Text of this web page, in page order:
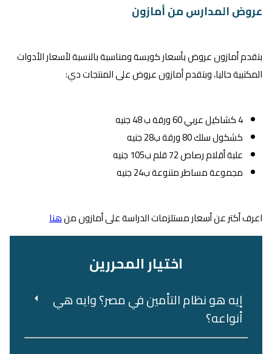
عروض المدارس من أمازون
بتقدم أمازون عروض بأسعار كويسة ومناسبة بالنسبة لأسعار الأدوات
المكتبية حاليا، وبتقدم أمازون عروض على المنتجات دي:
4 كشاكيل عربي 60 ورقة ب 48 جنيه
كشكول سلك 80 ورقة ب28 جنيه
علبة أقلام رصاص 72 قلم ب105 جنيه
مجموعة مساطر متنوعة ب24 جنيه
اعرف أكتر عن أسعار مستلزمات الدراسة على أمازون منهنا
اختيار المحررين
إيه هو نظام التأمين في مصر؟ وايه هي
أنواعه؟